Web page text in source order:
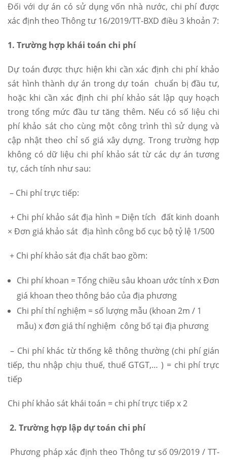
Đối với dự án có sử dụng vốn nhà nước, chi phí được
xác định theo Thông tư 16/2019/TT-BXD điều 3 khoản 7:
1. Trường hợp khái toán chi phí
Dự toán được thực hiện khi cần xác định chi phí khảo
sát hình thành dự án trong dự toán chuẩn bị đầu tư,
hoặc khi cần xác định chi phí khảo sát lập quy hoạch
trong tổng mức đầu tư tăng thêm. Nếu có số liệu chi
phí khảo sát cho cùng một công trình thì sử dụng và
cập nhật theo chỉ số giá xây dựng. Trong trường hợp
không có dữ liệu chi phí khảo sát từ các dự án tương
tự, cách tính như sau:
– Chi phí trực tiếp:
+ Chi phí khảo sát địa hình = Diện tích đất kinh doanh
× Đơn giá khảo sát địa hình công bố cục bộ tỷ lệ 1/500
+ Chi phí khảo sát địa chất bao gồm:
Chi phí khoan = Tổng chiều sâu khoan ước tính x Đơn
giá khoan theo thông báo của địa phương
Chi phí thí nghiệm = số lượng mẫu (khoan 2m / 1
mẫu) x đơn giá thí nghiệm công bố tại địa phương
– Chi phí khác từ thống kê thông thường (chi phí gián
tiếp, thu nhập chịu thuế, thuế GTGT,… ) = chi phí trực
tiếp
Chi phí khảo sát khái toán = chi phí trực tiếp x 2
2. Trường hợp lập dự toán chi phí
Phương pháp xác định theo Thông tư số 09/2019 / TT-